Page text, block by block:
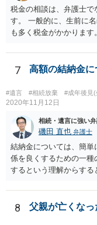
税金の相談は、弁護士で
す。 一般的に、生前に
も多く税金がかかりま
ういう場合にどれくら
針を取るか決められた
7 高額の結納金
#遺言 #相続放棄 #成年後見
2020年11月12日
相続・遺言に強い
磯田 直也 弁護士
結納金については、簡
係を良くするための一
するという理解からす
ことは困難です。 くれ
を依頼されるのも悪く
8 父親が亡くな